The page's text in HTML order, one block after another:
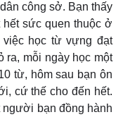
công sở. Bạn thấy
hết sức quen thuộc ở
học từ vựng đạt
ra, mỗi ngày học một
từ, hôm sau bạn ôn
cứ thế cho đến hết.
người bạn đồng hành